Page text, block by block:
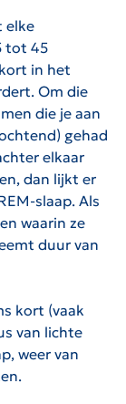
elke
tot 45
in het
Om die
die je aan
gehad
elkaar
dan lijkt er
slaap. Als
waarin ze
duur van
kort (vaak
van lichte
weer van